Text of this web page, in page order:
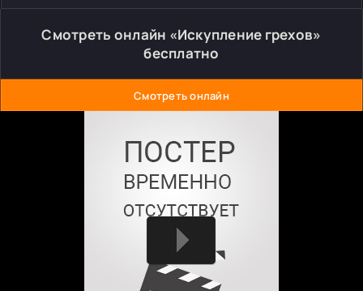
Смотреть онлайн «Искупление грехов»
бесплатно
Смотреть онлайн